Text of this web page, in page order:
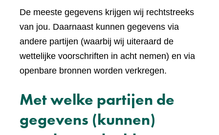
De meeste gegevens krijgen wij rechtstreeks
van jou. Daarnaast kunnen gegevens via
andere partijen (waarbij wij uiteraard de
wettelijke voorschriften in acht nemen) en via
openbare bronnen worden verkregen.
Met welke partijen de
gegevens (kunnen)